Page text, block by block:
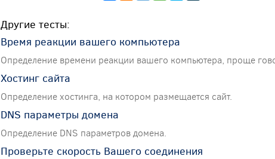
Другие тесты:
Время реакции вашего компьютера
Определение времени реакции вашего компьютера, проще
Хостинг сайта
Определение хостинга, на котором размещается сайт.
DNS параметры домена
Определение DNS параметров домена.
Проверьте скорость Вашего соединения